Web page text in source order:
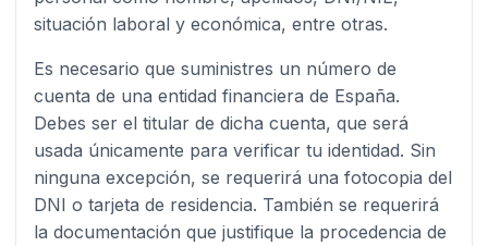
situación laboral y económica, entre otras.
Es necesario que suministres un número de
cuenta de una entidad financiera de España.
Debes ser el titular de dicha cuenta, que será
usada únicamente para verificar tu identidad. Sin
ninguna excepción, se requerirá una fotocopia del
DNI o tarjeta de residencia. También se requerirá
la documentación que justifique la procedencia de